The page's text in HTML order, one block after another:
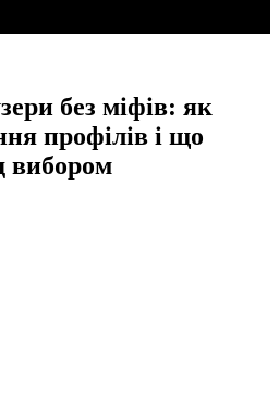
без міфів: як
профілів і що
вибором